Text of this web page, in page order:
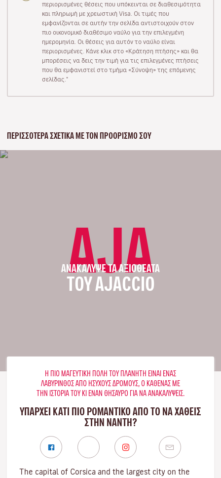
περιορισμένες θέσεις που υπόκεινται σε διαθεσιμότητα
και πληρωμή με χρεωστική Visa. Οι τιμές που
εμφανίζονται σε αυτήν την σελίδα αντιστοιχούν στον
πιο οικονομικό διαθέσιμο ναύλο για την επιλεγμένη
ημερομηνία. Οι θέσεις για αυτόν το ναύλο είναι
περιορισμένες. Κάνε κλικ στο «Κράτηση πτήσης» και θα
μπορέσεις να δεις την τιμή για τις επιλεγμένες πτήσεις
που θα εμφανιστεί στο τμήμα «Σύνοψη» της επόμενης
σελίδας."
ΠΕΡΙΣΣΌΤΕΡΑ ΣΧΕΤΙΚΆ ΜΕ ΤΟΝ ΠΡΟΟΡΙΣΜΌ ΣΟΥ
AJA
ΑΝΑΚΆΛΥΨΕ ΤΑ ΑΞΙΟΘΈΑΤΑ
ΤΟΥ AJACCIO
Η ΠΙΟ ΜΑΓΕΥΤΙΚΉ ΠΌΛΗ ΤΟΥ ΠΛΑΝΉΤΗ ΕΊΝΑΙ ΈΝΑΣ
ΛΑΒΎΡΙΝΘΟΣ ΑΠΌ ΉΣΥΧΟΥΣ ΔΡΌΜΟΥΣ, Ο ΚΑΘΈΝΑΣ ΜΕ
ΤΗΝ ΙΣΤΟΡΊΑ ΤΟΥ ΚΙ ΈΝΑΝ ΘΗΣΑΥΡΌ ΓΙΑ ΝΑ ΑΝΑΚΑΛΎΨΕΙΣ.
ΥΠΑΡΧΕΙ ΚΑΤΙ ΠΙΟ ΡΟΜΑΝΤΙΚΟ ΑΠΟ ΤΟ ΝΑ ΧΑΘΕΙΣ
ΣΤΗΝ ΝΆΝΤΗ?
The capital of Corsica and the largest city on the